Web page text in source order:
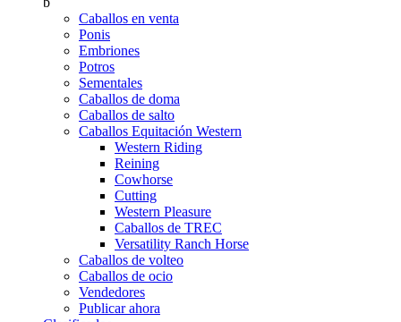
Caballos en venta
Ponis
Embriones
Potros
Sementales
Caballos de doma
Caballos de salto
Caballos Equitación Western
Western Riding
Reining
Cowhorse
Cutting
Western Pleasure
Caballos de TREC
Versatility Ranch Horse
Caballos de volteo
Caballos de ocio
Vendedores
Publicar ahora